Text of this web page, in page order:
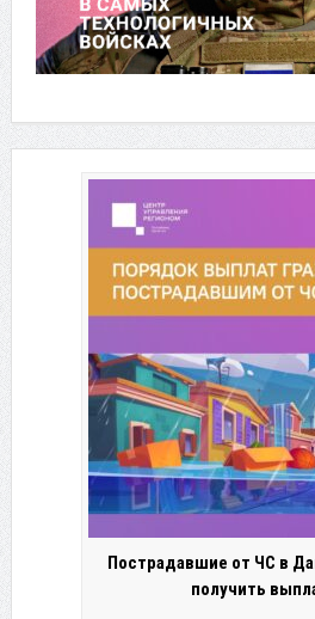
Пострадавшие от ЧС в
получить